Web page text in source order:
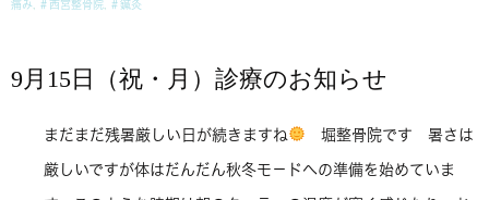
痛み
＃西宮整骨院 ＃鍼灸
9月15日（祝・月）診療のお知らせ
まだまだ残暑厳しい日が続きますね 堀整骨院です 暑さは
厳しいですが体はだんだん秋冬モ－ドへの準備を始めていま